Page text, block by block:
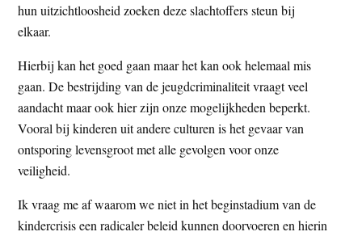
hun uitzichtloosheid zoeken deze slachtoffers steun bij
elkaar.
Hierbij kan het goed gaan maar het kan ook helemaal mis
gaan. De bestrijding van de jeugdcriminaliteit vraagt veel
aandacht maar ook hier zijn onze mogelijkheden beperkt.
Vooral bij kinderen uit andere culturen is het gevaar van
ontsporing levensgroot met alle gevolgen voor onze
veiligheid.
Ik vraag me af waarom we niet in het beginstadium van de
kindercrisis een radicaler beleid kunnen doorvoeren en hierin